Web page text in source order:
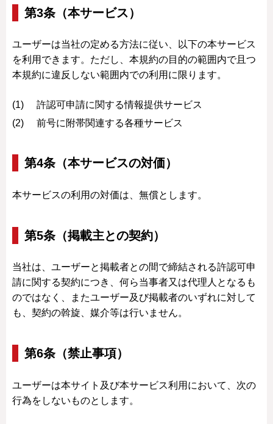
第3条（本サービス）
ユーザーは当社の定める方法に従い、以下の本サービス
を利用できます。ただし、本規約の目的の範囲内で且つ
本規約に違反しない範囲内での利用に限ります。
許認可申請に関する情報提供サービス
前号に附帯関連する各種サービス
第4条（本サービスの対価）
本サービスの利用の対価は、無償とします。
第5条（掲載主との契約）
当社は、ユーザーと掲載者との間で締結される許認可申
請に関する契約につき、何ら当事者又は代理人となるも
のではなく、またユーザー及び掲載者のいずれに対して
も、契約の斡旋、媒介等は行いません。
第6条（禁止事項）
ユーザーは本サイト及び本サービス利用において、次の
行為をしないものとします。